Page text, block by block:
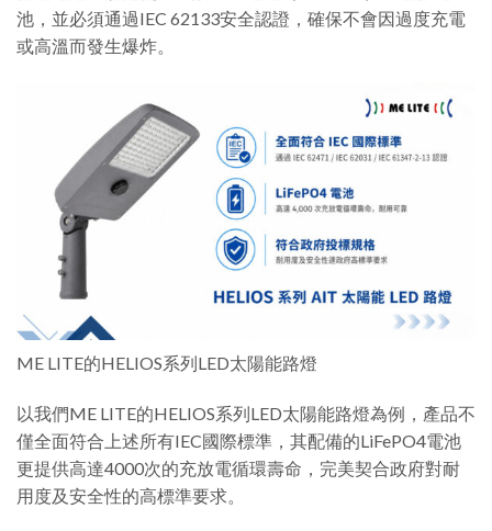
池，並必須通過IEC 62133安全認證，確保不會因過度充電
或高溫而發生爆炸。
ME LITE的HELIOS系列LED太陽能路燈
以我們ME LITE的HELIOS系列LED太陽能路燈為例，產品不
僅全面符合上述所有IEC國際標準，其配備的LiFePO4電池
更提供高達4000次的充放電循環壽命，完美契合政府對耐
用度及安全性的高標準要求。